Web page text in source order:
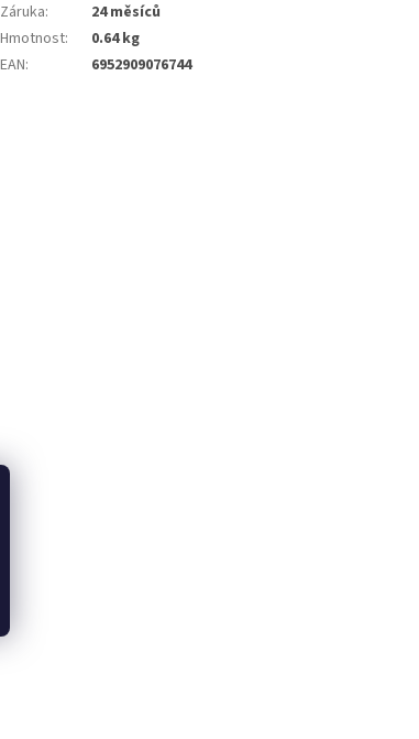
Záruka:
24 měsíců
Hmotnost:
0.64 kg
EAN: 6952909076744